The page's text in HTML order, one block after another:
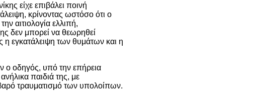
είχε επιβάλει ποινή
κρίνοντας ωστόσο ότι ο
αιτιολογία ελλιπή,
δεν μπορεί να θεωρηθεί
η εγκατάλειψη των θυμάτων και η
ο οδηγός, υπό την επήρεια
παιδιά της, με
τραυματισμό των υπολοίπων.